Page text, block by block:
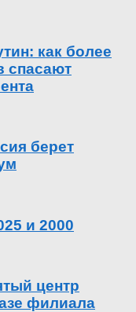
как более
спасают
берет
и 2000
центр
филиала